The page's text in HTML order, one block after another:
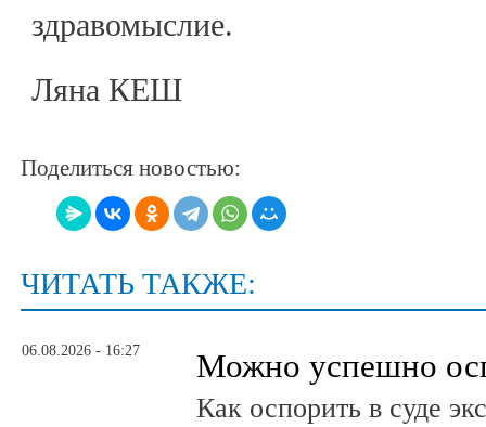
здравомыслие.
Ляна КЕШ
Поделиться новостью:
ЧИТАТЬ ТАКЖЕ:
06.08.2026 - 16:27 Можно успешно
Как оспорить в суде